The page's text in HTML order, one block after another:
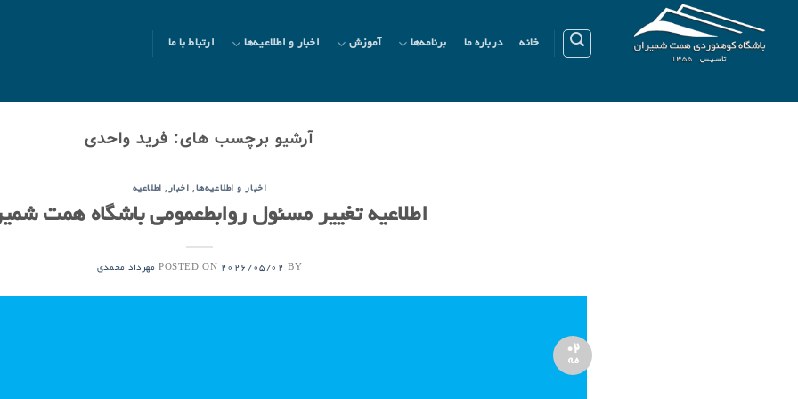
content
خانه درباره ما برنامه‌ها آموزش اخبار و اطلاعیه‌ها ارتباط با ما
آرشیو برچسب های: فرید واحدی
اخبار و اطلاعیه‌ها, اخبار , اطلاعیه
اطلاعیه تغییر مسئول روابط‌عمومی باشگاه همت
POSTED ON 2026/05/02 BY مهرداد محمدی
02
مه